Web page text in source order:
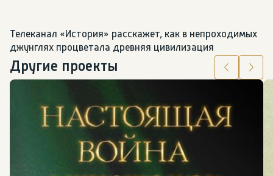
Телеканал «История» расскажет, как в непроходимых
джунглях процветала древняя цивилизация
Другие проекты